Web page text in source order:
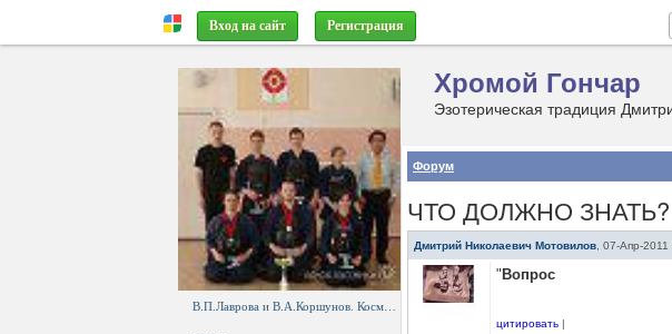
Вход на сайт Регистрация
Хромой Гончар
Форум
ЧТО ДОЛЖНО ЗНАТЬ?
Дмитрий Николаевич Мотовилов 07-Апр-2011
" Вопрос
цитировать |